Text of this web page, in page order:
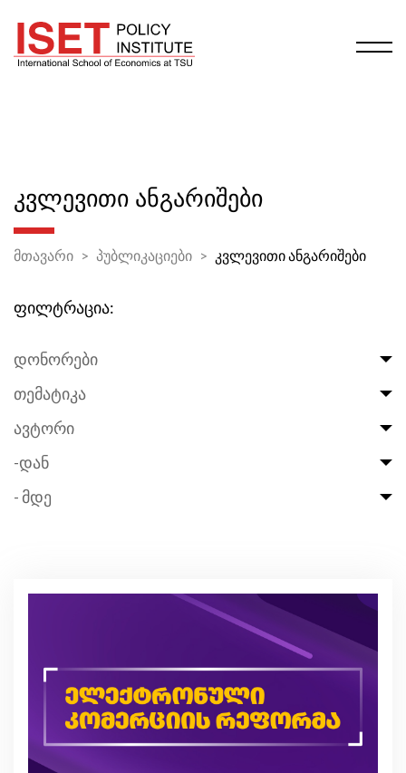
ᲙᲕᲚᲔᲕᲘᲗᲘ ᲐᲜᲒᲐᲠᲘᲨᲔᲑᲘ
მთავარი პუბლიკაციები კვლევითი ანგარიშები
ფილტრაცია:
დონორები
თემატიკა
ავტორი
-დან
- მდე